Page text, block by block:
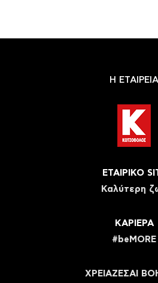
Η ΕΤΑΙΡΕΙΑ
ΕΤΑΙΡΙΚΟ
Καλύτερη
ΚΑΡΙΕΡΑ
#beMORE
ΧΡΕΙΑΖΕΣΑΙ